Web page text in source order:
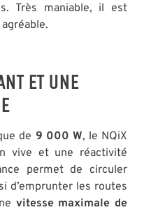
Très maniable, il est
ET UNE
de 9 000 W, le NQiX
vive et une réactivité
permet de circuler
d’emprunter les routes
vitesse maximale de